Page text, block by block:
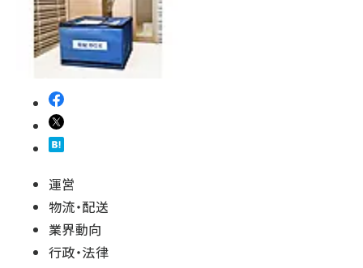
運営
物流・配送
業界動向
行政・法律